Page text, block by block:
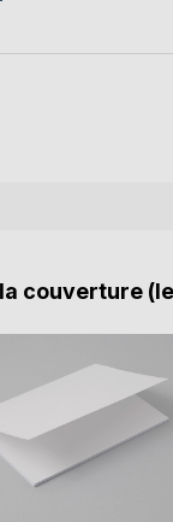
couverture